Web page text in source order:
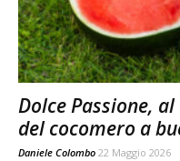
Dolce Passione,
del cocomero a
Daniele Colombo 22 Maggio 2026